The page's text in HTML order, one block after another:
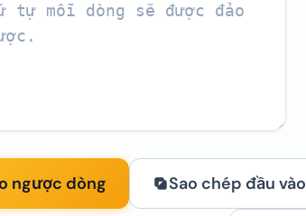
ngược dòng Sao chép đầu vào